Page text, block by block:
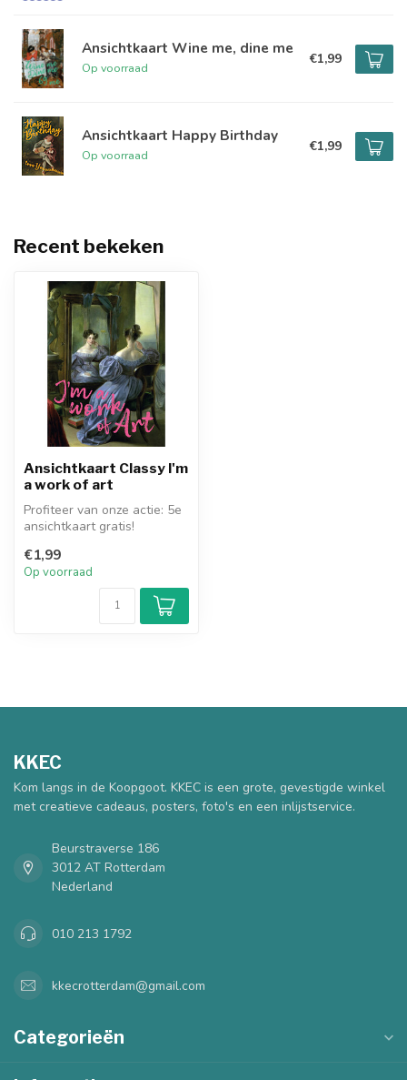
Ansichtkaart Wine me, dine me
Op voorraad
€1,99
Ansichtkaart Happy Birthday
Op voorraad
€1,99
Recent bekeken
Ansichtkaart Classy I'm
a work of art
Profiteer van onze actie: 5e
ansichtkaart gratis!
€1,99
Op voorraad
KKEC
Kom langs in de Koopgoot. KKEC is een grote, gevestigde winkel
met creatieve cadeaus, posters, foto's en een inlijstservice.
Beurstraverse 186
3012 AT Rotterdam
Nederland
010 213 1792
kkecrotterdam@gmail.com
Categorieën